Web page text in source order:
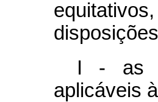
I - as
aplicáveis